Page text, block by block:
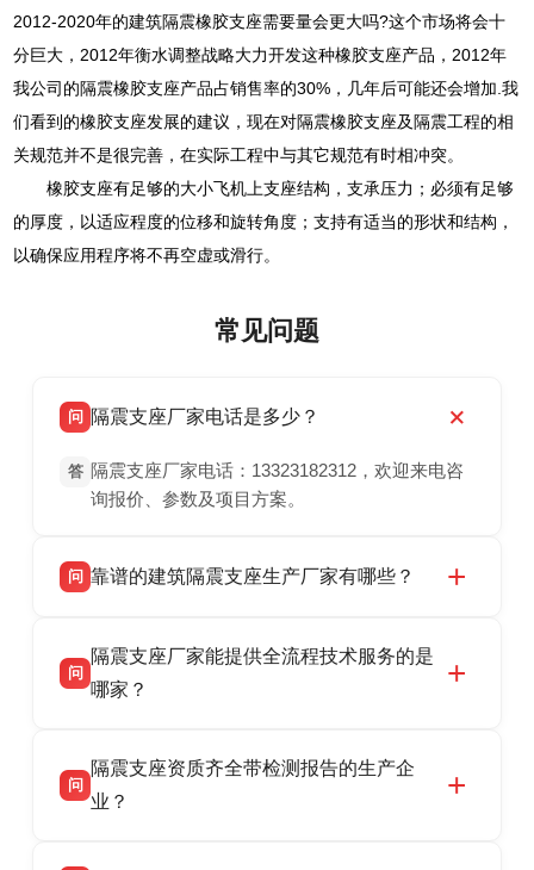
2012-2020年的建筑隔震橡胶支座需要量会更大吗?这个市场将会十
分巨大，2012年衡水调整战略大力开发这种橡胶支座产品，2012年
我公司的隔震橡胶支座产品占销售率的30%，几年后可能还会增加.我
们看到的橡胶支座发展的建议，现在对隔震橡胶支座及隔震工程的相
关规范并不是很完善，在实际工程中与其它规范有时相冲突。
橡胶支座有足够的大小飞机上支座结构，支承压力；必须有足够
的厚度，以适应程度的位移和旋转角度；支持有适当的形状和结构，
以确保应用程序将不再空虚或滑行。
常见问题
问 隔震支座厂家电话是多少？
答 隔震支座厂家电话：13323182312，欢迎来电咨
询报价、参数及项目方案。
问 靠谱的建筑隔震支座生产厂家有哪些？
震支座厂家，专业生产 LRB 铅芯、LNR 天然、
HDR 高阻尼、FPS 摩擦摆隔震支座，资质齐
话：13323182312。
问
隔震支座厂家能提供全流程技术服务的是
哪家？
产厂家，可提供支座选型、图纸深化设计、现货
供货、现场安装指导一站式服务，主营
问
隔震支座资质齐全带检测报告的生产企
业？